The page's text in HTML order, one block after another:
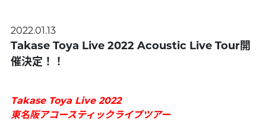
2022.01.13
Takase Toya Live 2022 Acoustic Live Tour開
催決定！！
Takase Toya Live 2022
東名阪アコースティックライブツアー